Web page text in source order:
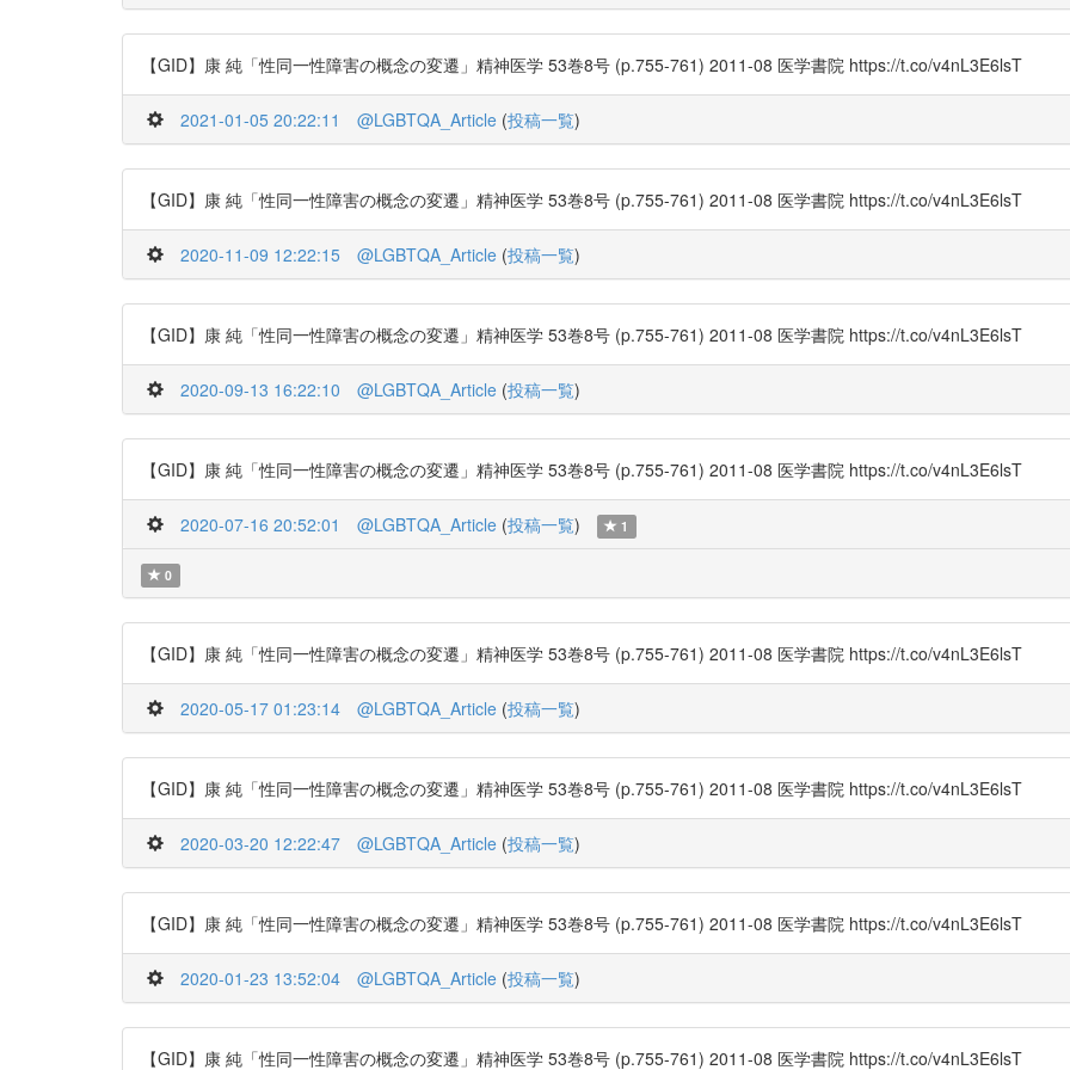
【GID】康 純「性同一性障害の概念の変遷」精神医学 53巻8号 (p.755-761) 2011-08 医学書院 https://t.co/v4nL3E6lsT
2021-01-05 20:22:11 @LGBTQA_Article (投稿一覧)
【GID】康 純「性同一性障害の概念の変遷」精神医学 53巻8号 (p.755-761) 2011-08 医学書院 https://t.co/v4nL3E6lsT
2020-11-09 12:22:15 @LGBTQA_Article (投稿一覧)
【GID】康 純「性同一性障害の概念の変遷」精神医学 53巻8号 (p.755-761) 2011-08 医学書院 https://t.co/v4nL3E6lsT
2020-09-13 16:22:10 @LGBTQA_Article (投稿一覧)
【GID】康 純「性同一性障害の概念の変遷」精神医学 53巻8号 (p.755-761) 2011-08 医学書院 https://t.co/v4nL3E6lsT
2020-07-16 20:52:01 @LGBTQA_Article (投稿一覧) 1
0
【GID】康 純「性同一性障害の概念の変遷」精神医学 53巻8号 (p.755-761) 2011-08 医学書院 https://t.co/v4nL3E6lsT
2020-05-17 01:23:14 @LGBTQA_Article (投稿一覧)
【GID】康 純「性同一性障害の概念の変遷」精神医学 53巻8号 (p.755-761) 2011-08 医学書院 https://t.co/v4nL3E6lsT
2020-03-20 12:22:47 @LGBTQA_Article (投稿一覧)
【GID】康 純「性同一性障害の概念の変遷」精神医学 53巻8号 (p.755-761) 2011-08 医学書院 https://t.co/v4nL3E6lsT
2020-01-23 13:52:04 @LGBTQA_Article (投稿一覧)
【GID】康 純「性同一性障害の概念の変遷」精神医学 53巻8号 (p.755-761) 2011-08 医学書院 https://t.co/v4nL3E6lsT